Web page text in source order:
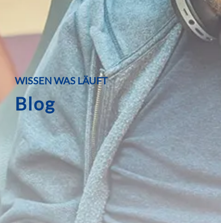
WISSEN WAS LÄUFT
Blog